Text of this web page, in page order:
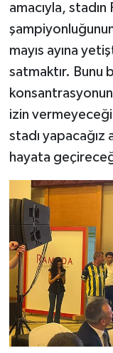
amacıyla, stadın
mayıs ayına
satmaktır. Bunu
izin
stadı yapacağız
hayata